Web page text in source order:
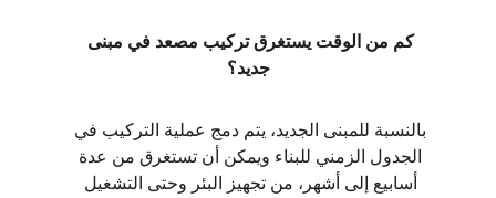
كم من الوقت يستغرق تركيب مصعد في مبنى
جديد؟
بالنسبة للمبنى الجديد، يتم دمج عملية التركيب في
الجدول الزمني للبناء ويمكن أن تستغرق من عدة
أسابيع إلى أشهر، من تجهيز البئر وحتى التشغيل